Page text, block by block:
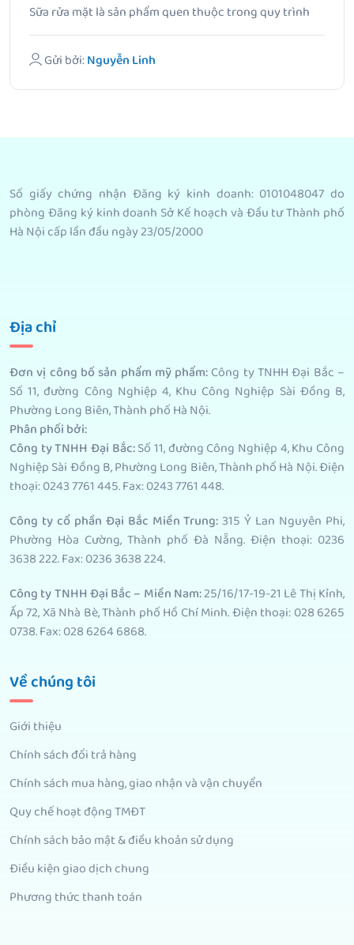
Sữa rửa mặt là sản phẩm quen thuộc trong quy trình
chăm.
Gửi bởi:Nguyễn Linh
Số giấy chứng nhận Đăng ký kinh doanh: 0101048047 do
phòng Đăng ký kinh doanh Sở Kế hoạch và Đầu tư Thành phố
Hà Nội cấp lần đầu ngày 23/05/2000
Địa chỉ
Đơn vị công bố sản phẩm mỹ phẩm: Công ty TNHH Đại Bắc –
Số 11, đường Công Nghiệp 4, Khu Công Nghiệp Sài Đồng B,
Phường Long Biên, Thành phố Hà Nội.
Phân phối bởi:
Công ty TNHH Đại Bắc:Số 11, đường Công Nghiệp 4, Khu Công
Nghiệp Sài Đồng B, Phường Long Biên, Thành phố Hà Nội. Điện
thoại: 0243 7761 445. Fax: 0243 7761 448.
Công ty cổ phần Đại Bắc Miền Trung: 315 Ỷ Lan Nguyên Phi,
Phường Hòa Cường, Thành phố Đà Nẵng. Điện thoại: 0236
3638 222. Fax: 0236 3638 224.
Công ty TNHH Đại Bắc – Miền Nam:25/16/17-19-21 Lê Thị Kỉnh,
Ấp 72, Xã Nhà Bè, Thành phố Hồ Chí Minh. Điện thoại: 028 6265
0738. Fax: 028 6264 6868.
Về chúng tôi
Giới thiệu
Chính sách đổi trả hàng
Chính sách mua hàng, giao nhận và vận chuyển
Quy chế hoạt động TMĐT
Chính sách bảo mật & điều khoản sử dụng
Điều kiện giao dịch chung
Phương thức thanh toán